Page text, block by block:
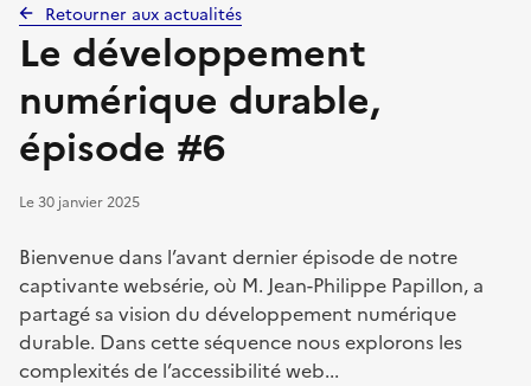
Retourner aux actualités
Le développement
numérique durable,
épisode #6
Le30 janvier 2025
Bienvenue dans l’avant dernier épisode de notre
captivante websérie, où M. Jean-Philippe Papillon, a
partagé sa vision du développement numérique
durable. Dans cette séquence nous explorons les
complexités de l’accessibilité web...